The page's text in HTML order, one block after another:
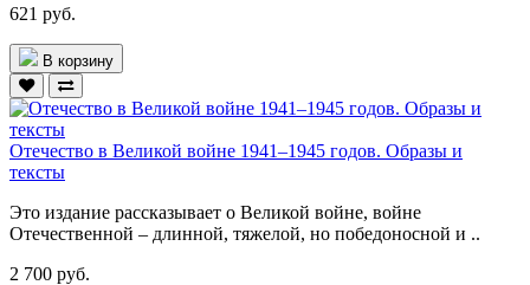
621 руб.
В корзину
Отечество в Великой войне 1941–1945 годов. Образы и
тексты
Это издание рассказывает о Великой войне, войне
Отечественной – длинной, тяжелой, но победоносной и ..
2 700 руб.